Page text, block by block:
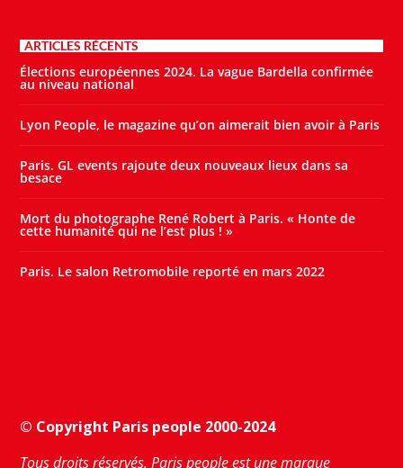
ARTICLES RÉCENTS
Élections européennes 2024. La vague Bardella confirmée
au niveau national
Lyon People, le magazine qu’on aimerait bien avoir à Paris
Paris. GL events rajoute deux nouveaux lieux dans sa
besace
Mort du photographe René Robert à Paris. « Honte de
cette humanité qui ne l’est plus ! »
Paris. Le salon Retromobile reporté en mars 2022
© Copyright Paris people 2000-2024
Tous droits réservés. Paris people est une marque